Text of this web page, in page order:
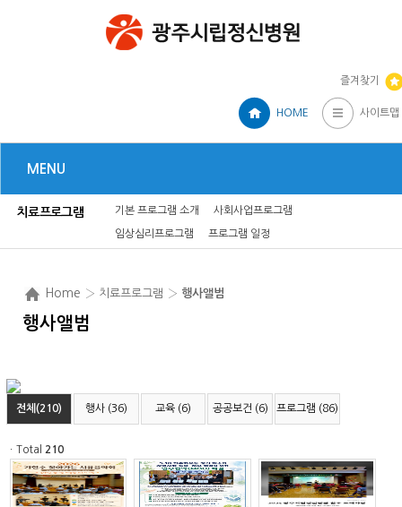
즐겨찾기
HOME 사이트맵
MENU
치료프로그램 기본 프로그램 소개 사회사업프로그램
임상심리프로그램 프로그램 일정
Home › 치료프로그램 › 행사앨범
행사앨범
전체(210) 행사 (36) 교육 (6) 공공보건 (6) 프로그램 (86)
ㆍTotal 210